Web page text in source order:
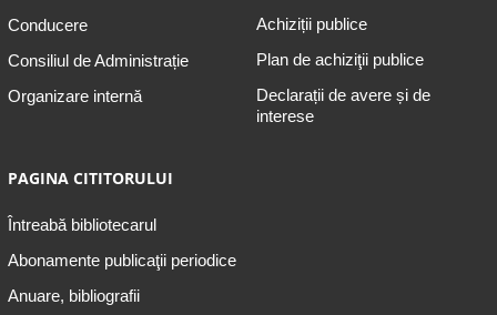
Conducere
Consiliul de Administrație
Organizare internă
Achiziții publice
Plan de achiziţii publice
Declarații de avere și de
interese
PAGINA CITITORULUI
Întreabă bibliotecarul
Abonamente publicaţii periodice
Anuare, bibliografii